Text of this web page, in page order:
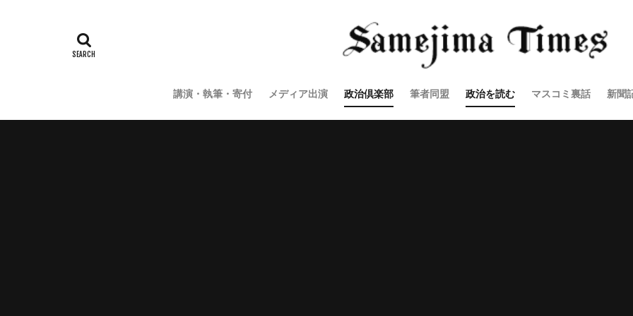
講演・執筆・寄付 メディア出演 政治倶楽部 筆者同盟 政治を読む マスコミ裏話 新聞